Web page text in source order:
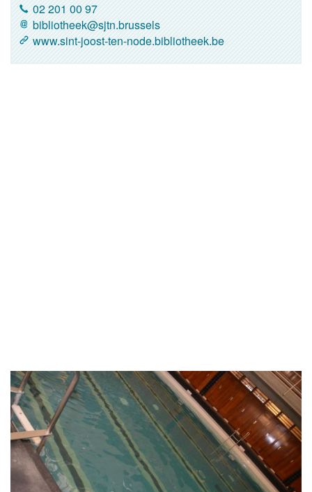
02 201 00 97
bibliotheek@sjtn.brussels
www.sint-joost-ten-node.bibliotheek.be